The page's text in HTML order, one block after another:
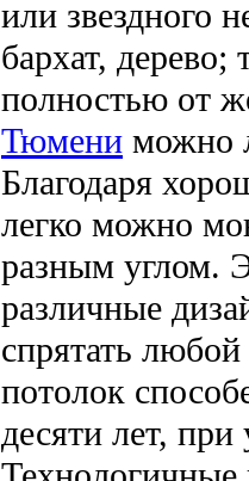
или звездного
бархат,
полностью от
Тюмени можно
Благодаря
легко можно
разным углом.
различные
спрятать
потолок
десяти лет,